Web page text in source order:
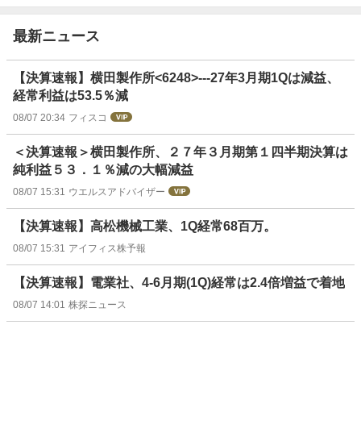
最新ニュース
【決算速報】横田製作所<6248>---27年3月期1Qは減益、
経常利益は53.5％減
08/07 20:34 フィスコ
＜決算速報＞横田製作所、２７年３月期第１四半期決算は
純利益５３．１％減の大幅減益
08/07 15:31 ウエルスアドバイザー
【決算速報】高松機械工業、1Q経常68百万。
08/07 15:31 アイフィス株予報
【決算速報】電業社、4-6月期(1Q)経常は2.4倍増益で着地
08/07 14:01 株探ニュース